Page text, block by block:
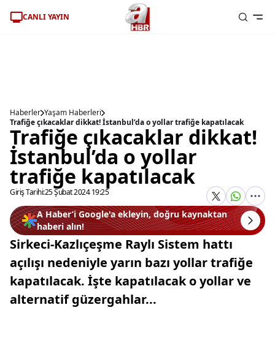
CANLI YAYIN
Haberler Yaşam Haberleri
Trafiğe çıkacaklar dikkat! İstanbul’da o yollar trafiğe kapatılacak
Trafiğe çıkacaklar dikkat!
İstanbul’da o yollar
trafiğe kapatılacak
Giriş Tarihi:25 Şubat 2024 19:25
A Haber’i Google'a ekleyin, doğru kaynaktan
haberi alın!
Sirkeci-Kazlıçeşme Raylı Sistem hattı
açılışı nedeniyle yarın bazı yollar trafiğe
kapatılacak. İşte kapatılacak o yollar ve
alternatif güzergahlar...